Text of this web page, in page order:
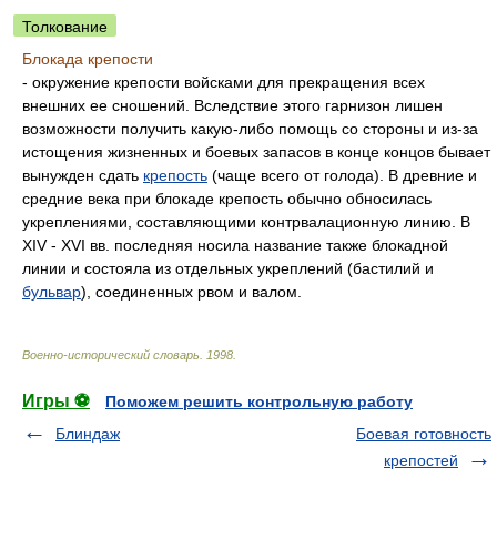
Толкование
Блокада крепости
- окружение крепости войсками для прекращения всех
внешних ее сношений. Вследствие этого гарнизон лишен
возможности получить какую-либо помощь со стороны и из-за
истощения жизненных и боевых запасов в конце концов бывает
вынужден сдать крепость (чаще всего от голода). В древние и
средние века при блокаде крепость обычно обносилась
укреплениями, составляющими контрвалационную линию. В
XIV - XVI вв. последняя носила название также блокадной
линии и состояла из отдельных укреплений (бастилий и
бульвар), соединенных рвом и валом.
Военно-исторический словарь 1998
Игры ⚽
Поможем решить контрольную работу
Блиндаж
Боевая готовность
крепостей